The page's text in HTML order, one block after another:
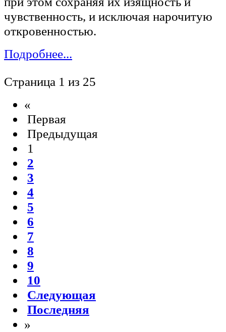
Подробнее...
Страница 1 из 25
«
Первая
1
2
3
4
5
6
7
8
9
10
Следующая
Последняя
»
Меню
Свадебные